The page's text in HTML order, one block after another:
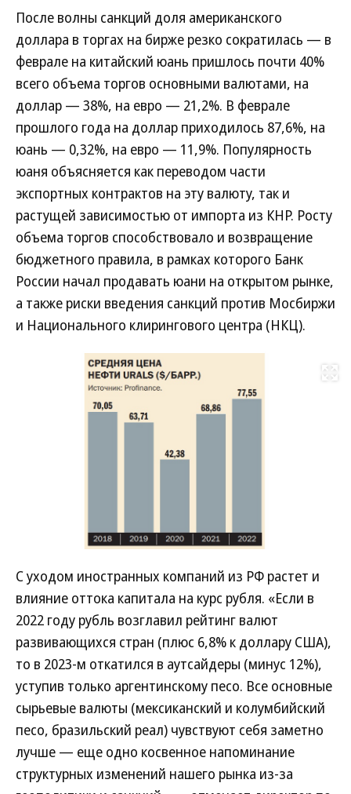
После волны санкций доля американского
доллара в торгах на бирже резко сократилась — в
феврале на китайский юань пришлось почти 40%
всего объема торгов основными валютами, на
доллар — 38%, на евро — 21,2%. В феврале
прошлого года на доллар приходилось 87,6%, на
юань — 0,32%, на евро — 11,9%. Популярность
юаня объясняется как переводом части
экспортных контрактов на эту валюту, так и
растущей зависимостью от импорта из КНР. Росту
объема торгов способствовало и возвращение
бюджетного правила, в рамках которого Банк
России начал продавать юани на открытом рынке,
а также риски введения санкций против Мосбиржи
и Национального клирингового центра (НКЦ).
С уходом иностранных компаний из РФ растет и
влияние оттока капитала на курс рубля. «Если в
2022 году рубль возглавил рейтинг валют
развивающихся стран (плюс 6,8% к доллару США),
то в 2023-м откатился в аутсайдеры (минус 12%),
уступив только аргентинскому песо. Все основные
сырьевые валюты (мексиканский и колумбийский
песо, бразильский реал) чувствуют себя заметно
лучше — еще одно косвенное напоминание
структурных изменений нашего рынка из-за